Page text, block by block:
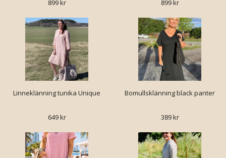
899 kr 899 kr
Linneklänning tunika Unique
649 kr
Bomullsklänning black panter
389 kr